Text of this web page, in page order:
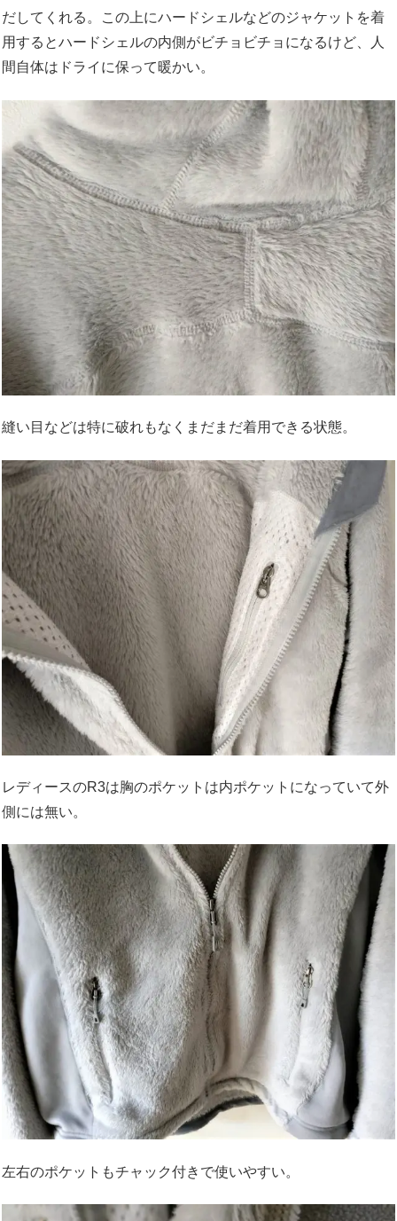
だしてくれる。この上にハードシェルなどのジャケットを着
用するとハードシェルの内側がビチョビチョになるけど、人
間自体はドライに保って暖かい。
縫い目などは特に破れもなくまだまだ着用できる状態。
レディースのR3は胸のポケットは内ポケットになっていて外
側には無い。
左右のポケットもチャック付きで使いやすい。